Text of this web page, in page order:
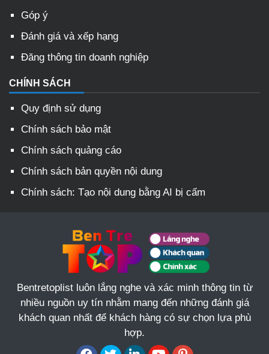
Góp ý
Đánh giá và xếp hạng
Đăng thông tin doanh nghiệp
CHÍNH SÁCH
Quy định sử dụng
Chính sách bảo mật
Chính sách quảng cáo
Chính sách bản quyền nội dung
Chính sách: Tạo nội dung bằng AI bị cấm
Bentretoplist luôn lắng nghe và xác minh thông tin từ
nhiều nguồn uy tín nhằm mang đến những đánh giá
khách quan nhất để khách hàng có sự chọn lựa phù
hợp.